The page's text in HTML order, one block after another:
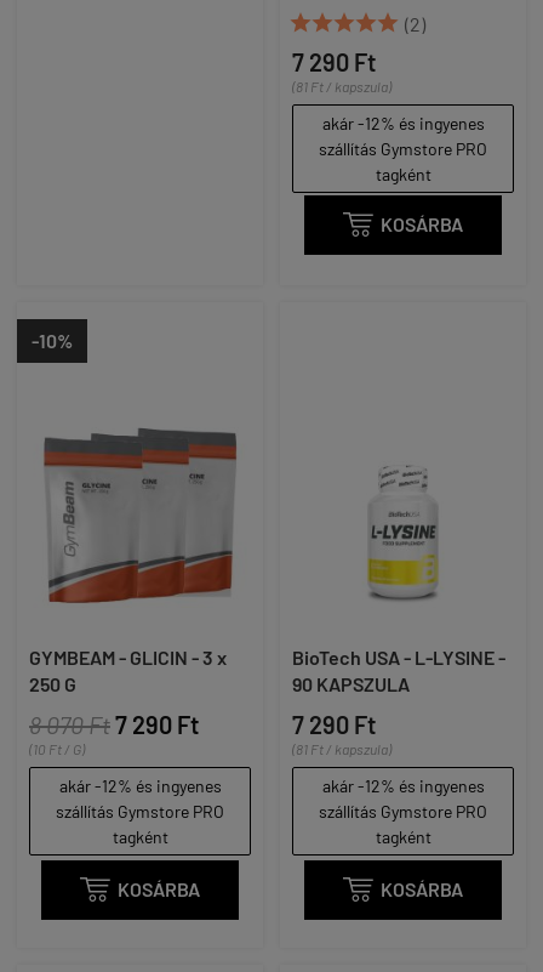
 (2)
7 290 Ft
(81 Ft / kapszula)
akár -12% és ingyenes
szállítás Gymstore PRO
tagként
 KOSÁRBA
-10%
GYMBEAM - GLICIN - 3 x
250 G
8 070 Ft7 290 Ft
(10 Ft / G)
akár -12% és ingyenes
szállítás Gymstore PRO
tagként
 KOSÁRBA
BioTech USA - L-LYSINE -
90 KAPSZULA
7 290 Ft
(81 Ft / kapszula)
akár -12% és ingyenes
szállítás Gymstore PRO
tagként
 KOSÁRBA